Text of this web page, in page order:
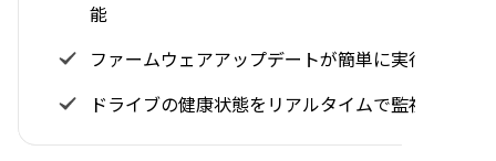
能
ファームウェアアップデートが簡単に実行できる
ドライブの健康状態をリアルタイムで監視